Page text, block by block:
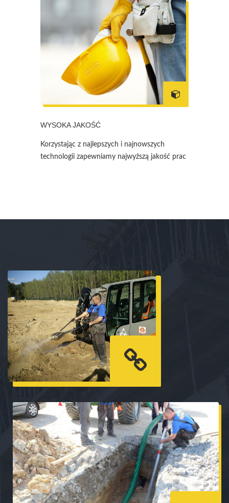
WYSOKA JAKOŚĆ
Korzystając z najlepszych i najnowszych
technologii zapewniamy najwyższą jakość prac